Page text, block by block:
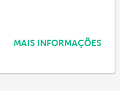
MAIS INFORMAÇÕES